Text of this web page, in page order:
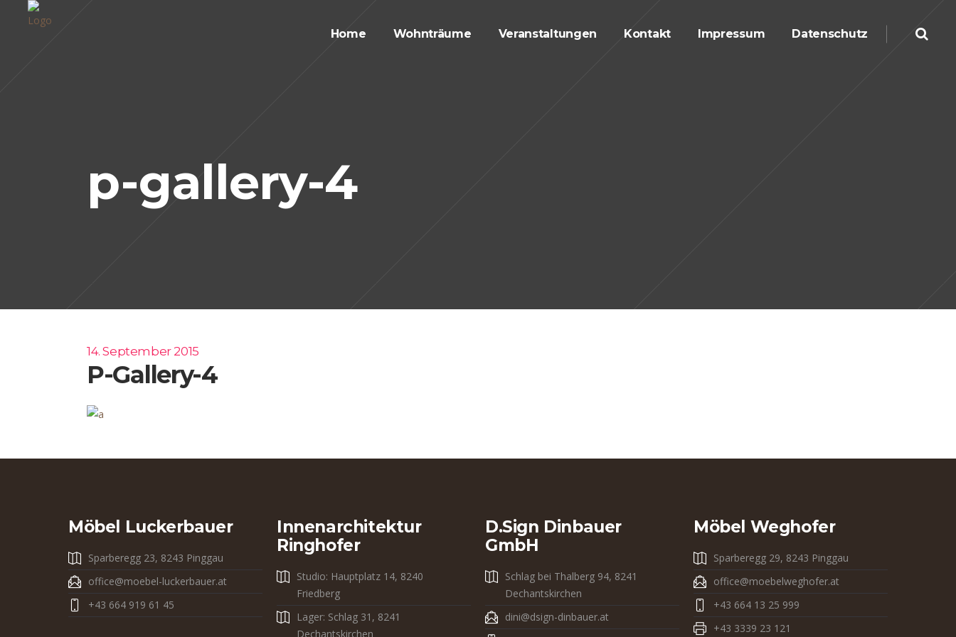
Home Wohnträume Veranstaltungen Kontakt Impressum Datenschutz
p-gallery-4
14. September 2015
P-Gallery-4
Möbel Luckerbauer
Sparberegg 23, 8243 Pinggau
office@moebel-luckerbauer.at
+43 664 919 61 45
Innenarchitektur
Ringhofer
Studio: Hauptplatz 14, 8240
Friedberg
Lager: Schlag 31, 8241
Dechantskirchen
D.sign Dinbauer
GmbH
Schlag bei Thalberg 94, 8241
Dechantskirchen
dini@dsign-dinbauer.at
Möbel Weghofer
Sparberegg 29, 8243 Pinggau
office@moebelweghofer.at
+43 664 13 25 999
+43 3339 23 121